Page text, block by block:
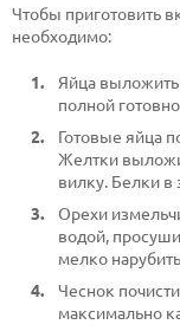
Чтобы приготовить
необходимо:
Яйца выложить
полной
Готовые яйца
Желтки
вилку. Белки в
Орехи
водой,
мелко
Чеснок
максимально